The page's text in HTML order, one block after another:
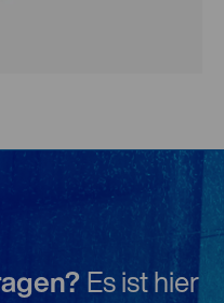
Es ist hier